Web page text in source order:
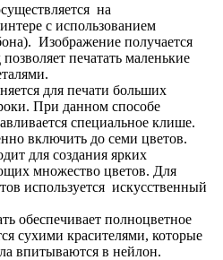
на
с использованием
Изображение получается
печатать маленькие
для печати больших
При данном способе
специальное клише.
включить до семи цветов.
для создания ярких
множество цветов. Для
используется искусственный
обеспечивает полноцветное
сухими красителями, которые
впитываются в нейлон.